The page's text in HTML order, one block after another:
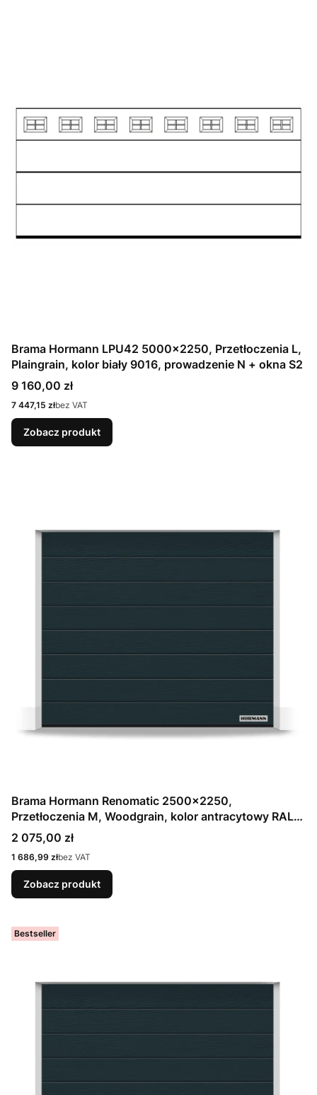
Brama Hormann LPU42 5000x2250, Przetłoczenia L,
Plaingrain, kolor biały 9016, prowadzenie N + okna S2
Cena
9 160,00 zł
Cena
7 447,15 złbez VAT
Zobacz produkt
Brama Hormann Renomatic 2500x2250,
Przetłoczenia M, Woodgrain, kolor antracytowy RAL
7016 / OCYNK + Prowadzenie Z
Cena
2 075,00 zł
Cena
1 686,99 złbez VAT
Zobacz produkt
Bestseller